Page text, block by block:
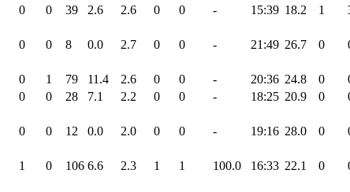
0 0 39 2.6 2.6 0 0 - 15:39 18.2 1
0 0 8 0.0 2.7 0 0 - 21:49 26.7 0
0 1 79 11.4 2.6 0 0 - 20:36 24.8 0
0 0 28 7.1 2.2 0 0 - 18:25 20.9 0
0 0 12 0.0 2.0 0 0 - 19:16 28.0 0
1 0 106 6.6 2.3 1 1 100.0 16:33 22.1 0